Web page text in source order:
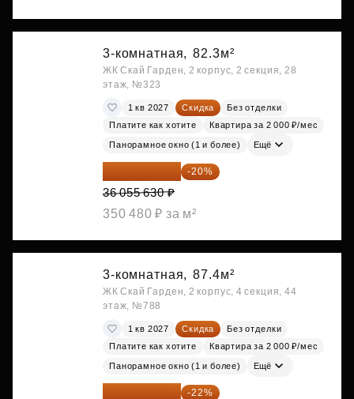
3-комнатная, 82.3м²
ЖК Скай Гарден, 2 корпус, 2 секция, 28
этаж, №323
1 кв 2027 Скидка
Без отделки
Платите как хотите
Квартира за 2 000 ₽/мес
Панорамное окно (1 и более) Ещё
28 844 504 ₽ -20%
36 055 630 ₽
350 480 ₽ за м²
3-комнатная, 87.4м²
ЖК Скай Гарден, 2 корпус, 4 секция, 44
этаж, №788
1 кв 2027 Скидка
Без отделки
Платите как хотите
Квартира за 2 000 ₽/мес
Панорамное окно (1 и более) Ещё
30 363 809 ₽ -22%